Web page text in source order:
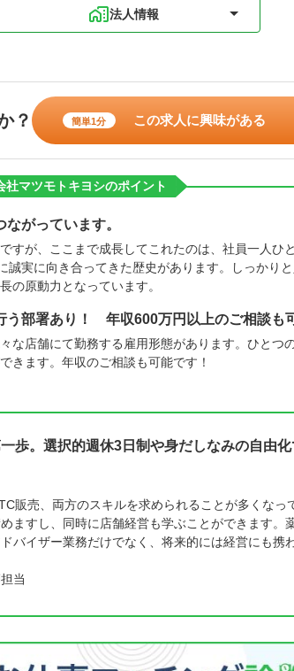
法人情報
？ 簡単1分 この求人に興味がある
マツモトキヨシのポイント
がっています。
すが、ここまで成長してこれたのは、社員一人ひ
誠実に向き合ってきた歴史があります。しっかり
の原動力となっています。
う部署あり！ 年収600万円以上のご相談も
な店舗にて勤務する雇用形態があります。ひとつ
きます。年収のご相談も可能です！
歩。選択的週休3日制や身だしなみの自由
販売、両方のスキルを求められることが多くなっ
ますし、同時に店舗経営も学ぶことができます。
バイザー業務だけでなく、将来的には経営にも携
当